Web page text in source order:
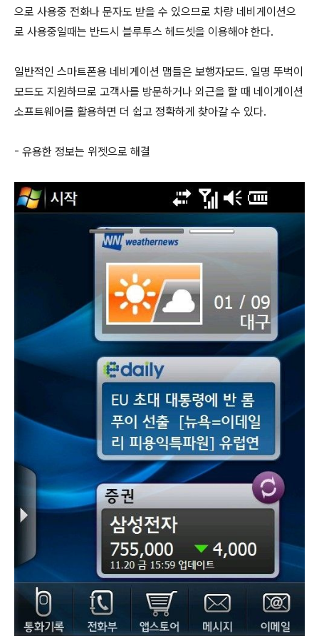
으로 사용중 전화나 문자도 받을 수 있으므로 차량 네비게이션으
로 사용중일때는 반드시 블루투스 헤드셋을 이용해야 한다.
일반적인 스마트폰용 네비게이션 맵들은 보행자모드. 일명 뚜벅이
모드도 지원하므로 고객사를 방문하거나 외근을 할 때 네이게이션
소프트웨어를 활용하면 더 쉽고 정확하게 찾아갈 수 있다.
- 유용한 정보는 위젯으로 해결